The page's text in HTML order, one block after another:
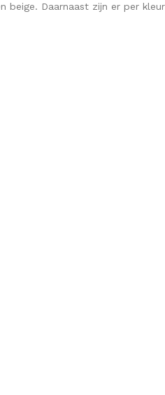
Daarnaast zijn er per